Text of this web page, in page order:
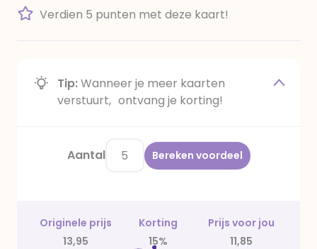
Verdien 5 punten met deze kaart!
Tip:Wanneer je meer kaarten
verstuurt, ontvang je korting!
Aantal Bereken voordeel
Originele prijs Korting
Prijs voor jou
13,95
15% 11,85